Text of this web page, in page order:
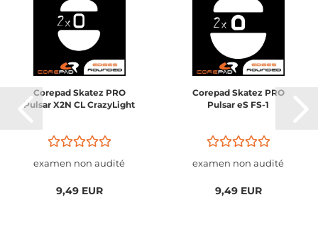
Corepad Skatez PRO
Pulsar X2N CL CrazyLight
examen non audité
9,49 EUR
Corepad Skatez PRO
Pulsar eS FS-1
examen non audité
9,49 EUR